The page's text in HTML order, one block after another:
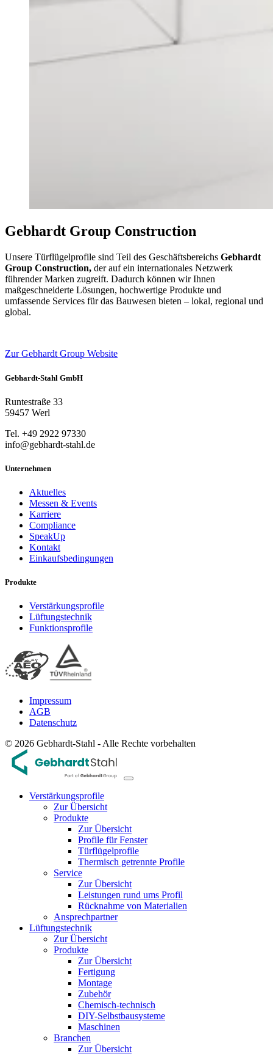
Gebhardt Group Construction
Unsere Türflügelprofile sind Teil des Geschäftsbereichs Gebhardt
Group Construction, der auf ein internationales Netzwerk
führender Marken zugreift. Dadurch können wir Ihnen
maßgeschneiderte Lösungen, hochwertige Produkte und
umfassende Services für das Bauwesen bieten – lokal, regional und
global.
Zur Gebhardt Group Website
Gebhardt-Stahl GmbH
Runtestraße 33
59457 Werl
Tel. +49 2922 97330
info@gebhardt-stahl.de
Unternehmen
Aktuelles
Messen & Events
Karriere
Compliance
SpeakUp
Kontakt
Einkaufsbedingungen
Produkte
Verstärkungsprofile
Lüftungstechnik
Funktionsprofile
Impressum
AGB
Datenschutz
© 2026 Gebhardt-Stahl - Alle Rechte vorbehalten
Verstärkungsprofile
Zur Übersicht
Produkte
Zur Übersicht
Profile für Fenster
Türflügelprofile
Thermisch getrennte Profile
Service
Zur Übersicht
Leistungen rund ums Profil
Rücknahme von Materialien
Ansprechpartner
Lüftungstechnik
Zur Übersicht
Produkte
Zur Übersicht
Fertigung
Montage
Zubehör
Chemisch-technisch
DIY-Selbstbausysteme
Maschinen
Branchen
Zur Übersicht